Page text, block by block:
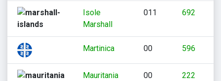
Isole
Marshall
011 692
Martinica 00 596
Mauritania 00 222